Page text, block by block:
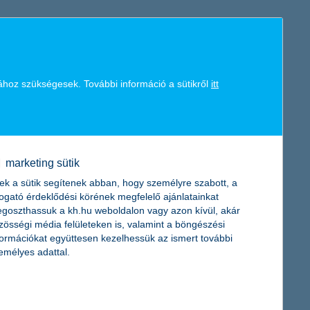
mert a lakatlan nyaralót sokféle kár érheti. Áttekintjük,
sem: a K&H Biztosító online felmérése szerint
szektorban a béren kívüli juttatások kis mértékű
nyújtó cégek aránya. Mint hosszú évek óta mindig, most
a K&H kkv marketing főosztály vezetője.
K&H Biztosítótól
szükségesek. További információ a sütikről itt
marketing sütik
a sütik segítenek abban, hogy személyre szabott, a
érdeklődési körének megfelelő ajánlatainkat
a kh.hu weboldalon vagy azon kívül, akár
média felületeken is, valamint a böngészési
együttesen kezelhessük az ismert további
adattal.